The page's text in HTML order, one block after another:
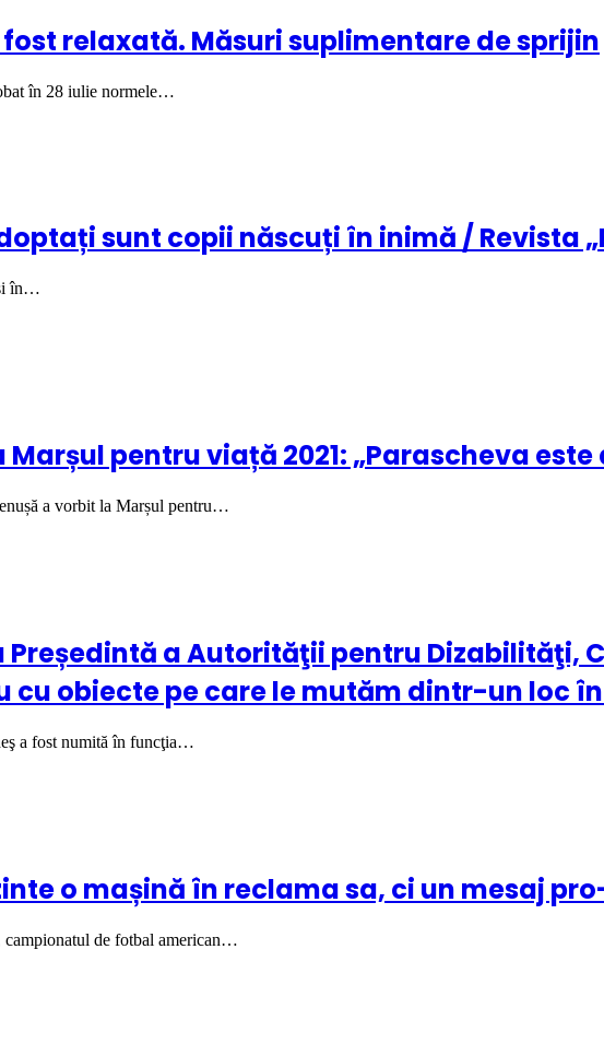
relaxată. Măsuri suplimentare de sprijin
în 28 iulie normele…
sunt copii născuți în inimă / Revista
în…
pentru viață 2021: „Parascheva
a vorbit la Marșul pentru…
Președintă a Autorităţii pentru Dizabilităţi,
cu obiecte pe care le mutăm dintr-un loc
a fost numită în funcţia…
o mașină în reclama sa, ci un mesaj
de fotbal american…